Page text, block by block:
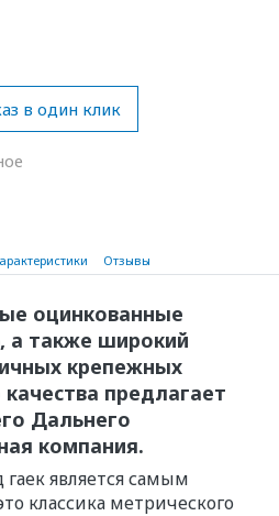
в один клик
Отзывы
оцинкованные
а также широкий
крепежных
предлагает
Дальнего
компания.
является самым
классика метрического